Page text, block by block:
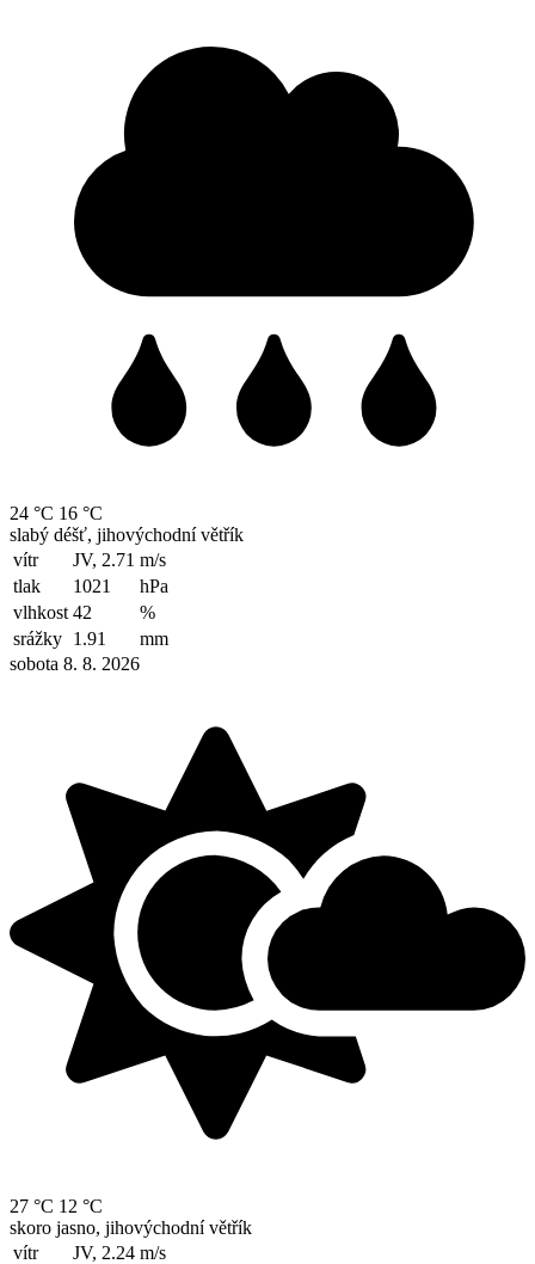
24 °C 16 °C
slabý déšť, jihovýchodní větřík
vítr
JV, 2.71 m/s
tlak
1021
hPa
vlhkost 42
%
srážky 1.91
mm
sobota 8. 8. 2026
27 °C 12 °C
skoro jasno, jihovýchodní větřík
vítr
JV, 2.24 m/s